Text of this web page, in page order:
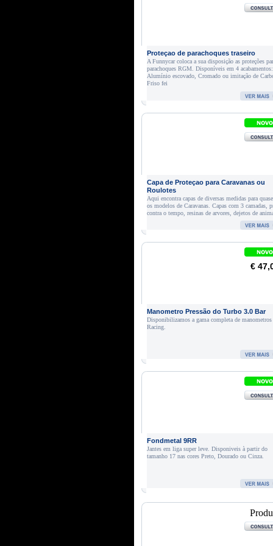
Proteçao de parachoques traseiro
A Funnycar coloca a sua disposição as proteções
parachoques RGM. Disponíveis em 4
Alumínio escovado, Cromado ou imitação de
Friso fei
Capa de Proteçao para Caravanas ou
Roulotes
Aqui encontra capas de diversas medidas para
os modelos de Caravanas. Capas com 3 camadas,
contra o tempo, resinas de arvores, dejetos de
€
Manometro Pressão do Turbo 3.0 Bar
Disponibilizamos a gama completa de manometros
Racing.
Fondmetal 9RR
Jantes em liga super leve. Disponiveis à partir do
tamanho 17 nas cores Preto, Dourado ou Cinza.